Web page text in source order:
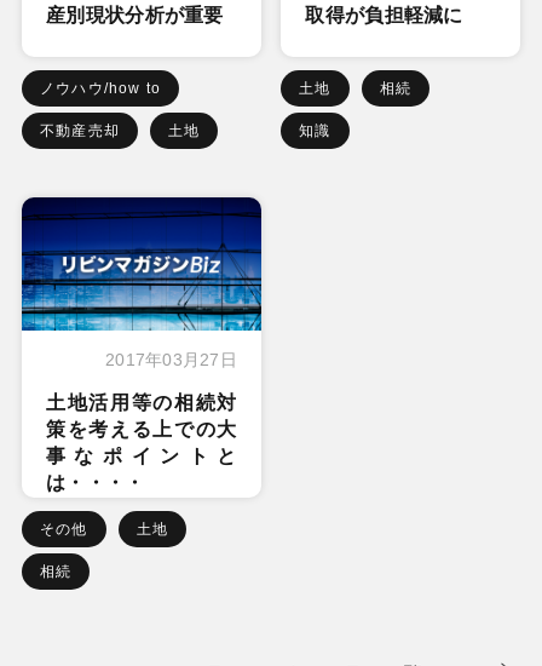
産別現状分析が重要
ノウハウ/how to
不動産売却 土地
取得が負担軽減に
土地 相続
知識
2017年03月27日
土地活用等の相続対
策を考える上での大
事なポイントと
は・・・・
その他 土地
相続